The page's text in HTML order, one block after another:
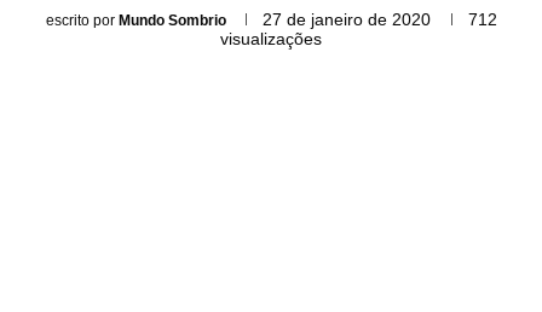
escrito por Mundo Sombrio 27 de janeiro de 2020
712
visualizações